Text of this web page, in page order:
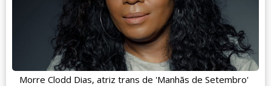
Morre Clodd Dias, atriz trans de 'Manhãs de Setembro'